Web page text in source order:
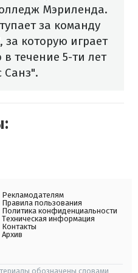
Мэриленда.
за команду
за которую играет
в течение 5-ти лет
Санз".
Рекламодателям
Правила пользования
Политика конфиденциальности
Техническая информация
Контакты
Архив
обозначены словами